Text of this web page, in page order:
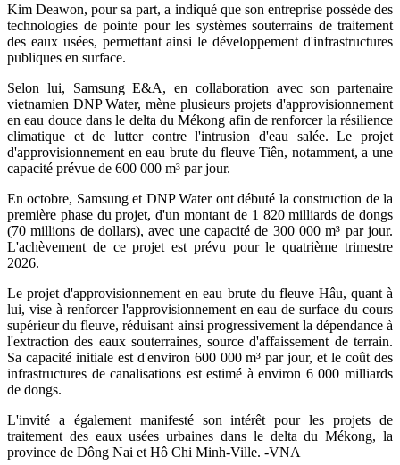
Kim Deawon, pour sa part, a indiqué que son entreprise possède des
technologies de pointe pour les systèmes souterrains de traitement
des eaux usées, permettant ainsi le développement d'infrastructures
publiques en surface.
Selon lui, Samsung E&A, en collaboration avec son partenaire
vietnamien DNP Water, mène plusieurs projets d'approvisionnement
en eau douce dans le delta du Mékong afin de renforcer la résilience
climatique et de lutter contre l'intrusion d'eau salée. Le projet
d'approvisionnement en eau brute du fleuve Tiên, notamment, a une
capacité prévue de 600 000 m³ par jour.
En octobre, Samsung et DNP Water ont débuté la construction de la
première phase du projet, d'un montant de 1 820 milliards de dongs
(70 millions de dollars), avec une capacité de 300 000 m³ par jour.
L'achèvement de ce projet est prévu pour le quatrième trimestre
2026.
Le projet d'approvisionnement en eau brute du fleuve Hâu, quant à
lui, vise à renforcer l'approvisionnement en eau de surface du cours
supérieur du fleuve, réduisant ainsi progressivement la dépendance à
l'extraction des eaux souterraines, source d'affaissement de terrain.
Sa capacité initiale est d'environ 600 000 m³ par jour, et le coût des
infrastructures de canalisations est estimé à environ 6 000 milliards
de dongs.
L'invité a également manifesté son intérêt pour les projets de
traitement des eaux usées urbaines dans le delta du Mékong, la
province de Dông Nai et Hô Chi Minh-Ville. -VNA